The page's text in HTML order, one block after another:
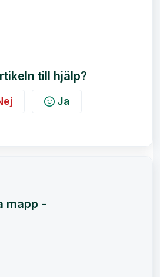
till hjälp?
Ja
mapp -